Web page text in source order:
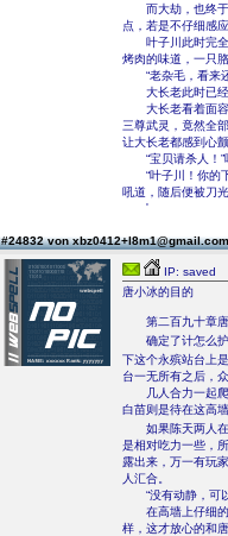
而大劫，也终于
点，若是不仔细感
叶子川此时完全
烤肉的味道，一只
“老杂毛，看来还
大长老此时已经
大长老看着面容
三尊武灵，竟然全
让大长老都感到心
“宝贝请杀人！”
“叶子川！你的下
吼道，随后便被刀
'
#24832 von
IP: saved
唐小冰的目的
第二百九十章唐
确定了计怎么护
下这个永殡站台上
台一无所有之后，
几人合力一起爬
白苗则是待在这高
如果陈天两人在
是相对吃力一些，
露出来，万一有玩
人汇合。
“没有动静，可
在高墙上仔细的
样，这才放心的和